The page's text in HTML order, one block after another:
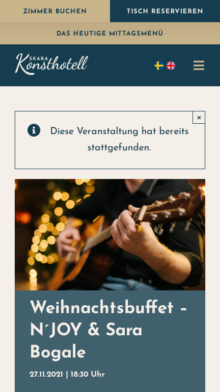
WeiterZIMMER BUCHEN TISCH RESERVIEREN
DAS HEUTIGE MITTAGSMENÜ
Essen
Konferenz
Weihnachtsbuffet
Erleben
Kontakt
Events
Kunst
Das Hotel
Diese Veranstaltung hat bereits
stattgefunden.
×
Weihnachtsbuffet –
N´JOY & Sara
Bogale
27.11.2021 | 18:30 Uhr